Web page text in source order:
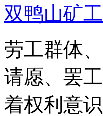
双鸭山矿
劳工群体
请愿、罢
着权利意